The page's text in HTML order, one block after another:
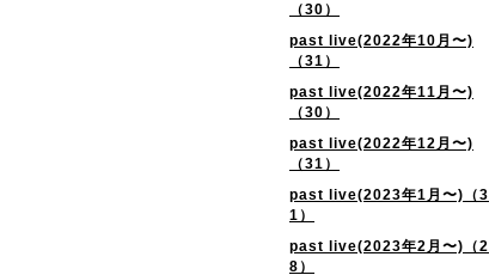
（30）
past live(2022年10月〜)
（31）
past live(2022年11月〜)
（30）
past live(2022年12月〜)
（31）
past live(2023年1月〜)（3
1）
past live(2023年2月〜)（2
8）